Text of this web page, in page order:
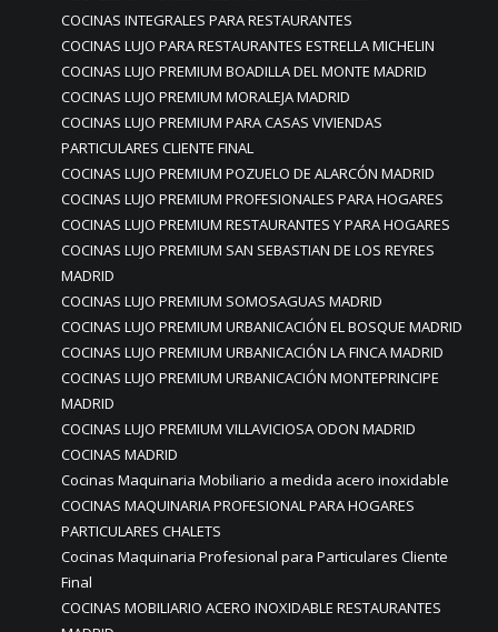
COCINAS INTEGRALES PARA RESTAURANTES
COCINAS LUJO PARA RESTAURANTES ESTRELLA MICHELIN
COCINAS LUJO PREMIUM BOADILLA DEL MONTE MADRID
COCINAS LUJO PREMIUM MORALEJA MADRID
COCINAS LUJO PREMIUM PARA CASAS VIVIENDAS
PARTICULARES CLIENTE FINAL
COCINAS LUJO PREMIUM POZUELO DE ALARCÓN MADRID
COCINAS LUJO PREMIUM PROFESIONALES PARA HOGARES
COCINAS LUJO PREMIUM RESTAURANTES Y PARA HOGARES
COCINAS LUJO PREMIUM SAN SEBASTIAN DE LOS REYRES
MADRID
COCINAS LUJO PREMIUM SOMOSAGUAS MADRID
COCINAS LUJO PREMIUM URBANICACIÓN EL BOSQUE MADRID
COCINAS LUJO PREMIUM URBANICACIÓN LA FINCA MADRID
COCINAS LUJO PREMIUM URBANICACIÓN MONTEPRINCIPE
MADRID
COCINAS LUJO PREMIUM VILLAVICIOSA ODON MADRID
COCINAS MADRID
Cocinas Maquinaria Mobiliario a medida acero inoxidable
COCINAS MAQUINARIA PROFESIONAL PARA HOGARES
PARTICULARES CHALETS
Cocinas Maquinaria Profesional para Particulares Cliente
Final
COCINAS MOBILIARIO ACERO INOXIDABLE RESTAURANTES